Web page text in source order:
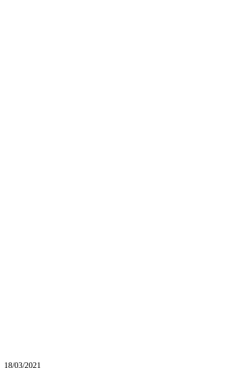
18/03/2021